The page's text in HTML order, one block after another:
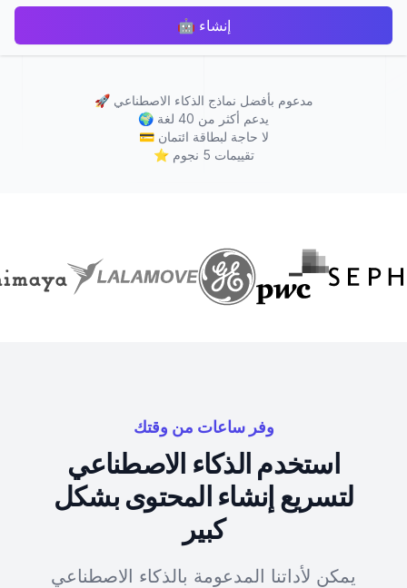
🤖 إنشاء
🚀 مدعوم بأفضل نماذج الذكاء الاصطناعي
🌍
يدعم أكثر من 40 لغة
💳 لا حاجة لبطاقة ائتمان
⭐
تقييمات 5 نجوم
وفر ساعات من وقتك
استخدم الذكاء الاصطناعي
لتسريع إنشاء المحتوى بشكل
كبير
يمكن لأداتنا المدعومة بالذكاء الاصطناعي